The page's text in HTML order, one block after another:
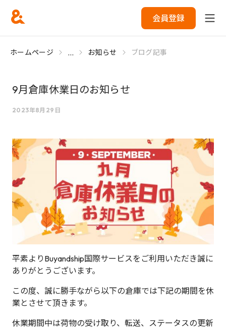
会員登録
ホームページ ... お知らせ ブログ記事
9月倉庫休業日のお知らせ
2023年8月29日
平素よりBuyandship国際サービスをご利用いただき誠に
ありがとうございます。
この度、誠に勝手ながら以下の倉庫では下記の期間を休
業とさせて頂きます。
休業期間中は荷物の受け取り、転送、ステータスの更新